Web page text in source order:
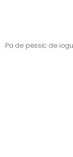
Pa de pessic de